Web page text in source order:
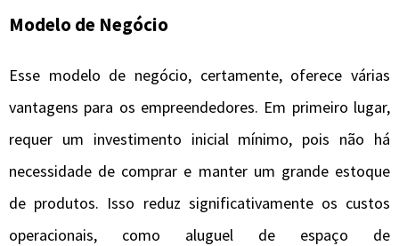
Modelo de Negócio
Esse modelo de negócio, certamente, oferece várias
vantagens para os empreendedores. Em primeiro lugar,
requer um investimento inicial mínimo, pois não há
necessidade de comprar e manter um grande estoque
de produtos. Isso reduz significativamente os custos
operacionais, como aluguel de espaço de